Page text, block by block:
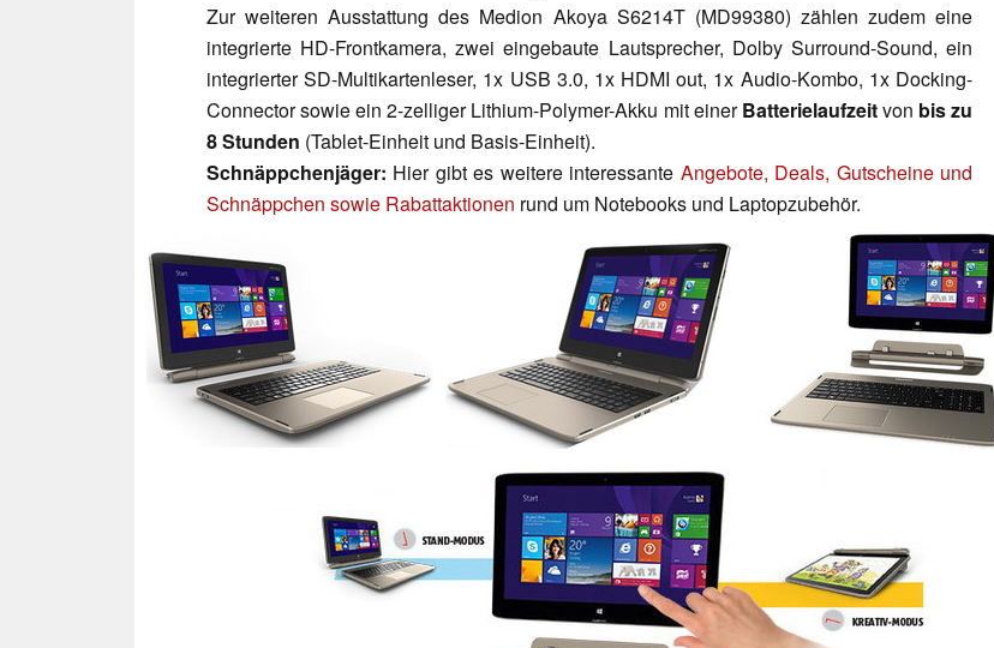
Zur weiteren Ausstattung des Medion Akoya S6214T (MD99380) zählen zudem eine
integrierte HD-Frontkamera, zwei eingebaute Lautsprecher, Dolby Surround-Sound, ein
integrierter SD-Multikartenleser, 1x USB 3.0, 1x HDMI out, 1x Audio-Kombo, 1x Docking-
Connector sowie ein 2-zelliger Lithium-Polymer-Akku mit einerBatterielaufzeitvon bis zu
8 Stunden (Tablet-Einheit und Basis-Einheit).
Schnäppchenjäger: Hier gibt es weitere interessante Angebote, Deals, Gutscheine und
Schnäppchen sowie Rabattaktionen rund um Notebooks und Laptopzubehör.